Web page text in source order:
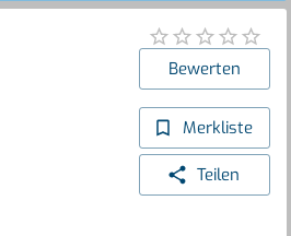
Bewerten
Merkliste
Teilen